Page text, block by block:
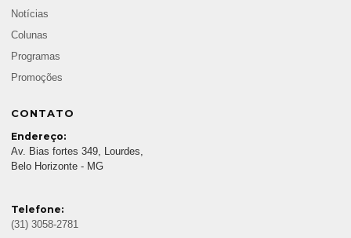
Notícias
Colunas
Programas
Promoções
CONTATO
Endereço:
Av. Bias fortes 349, Lourdes,
Belo Horizonte - MG
Telefone:
(31) 3058-2781